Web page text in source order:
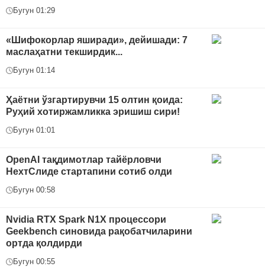
Бугун 01:29
«Шифокорлар яширади», дейишади: 7
маслаҳатни текширдик...
Бугун 01:14
Ҳаётни ўзгартирувчи 15 олтин қоида:
Руҳий хотиржамликка эришиш сири!
Бугун 01:01
OpenAI тақдимотлар тайёрловчи
НехтСлиде стартапини сотиб олди
Бугун 00:58
Nvidia RTX Spark N1X процессори
Geekbench синовида рақобатчиларини
ортда қолдирди
Бугун 00:55